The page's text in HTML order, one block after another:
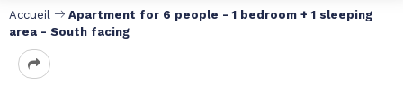
Accueil
Apartment for 6 people - 1 bedroom + 1 sleeping
area - South facing